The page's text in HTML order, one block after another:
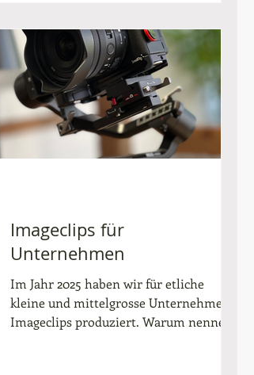
filmproduktionsprozess abläuft, welche
Schritte notwendig sind und wie Sie als
Unternehmen von einer
professionellen Umsetzung profitieren
können. Dabei legen wir besonderen
Wert darauf, Ihnen praxisnahe
Imageclips für
Unternehmen
Im Jahr 2025 haben wir für etliche
kleine und mittelgrosse Unternehmen
Imageclips produziert. Warum nennen